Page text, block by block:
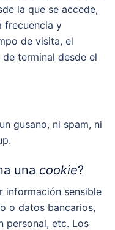
la que se accede,
frecuencia y
de visita, el
terminal desde el
gusano, ni spam, ni
una cookie?
información sensible
o datos bancarios,
personal, etc. Los